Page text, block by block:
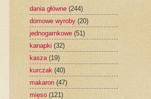
dania główne (244)
domowe wyroby (20)
jednogarnkowe (51)
kanapki (32)
kasza (19)
kurczak (40)
makaron (47)
mięso (121)